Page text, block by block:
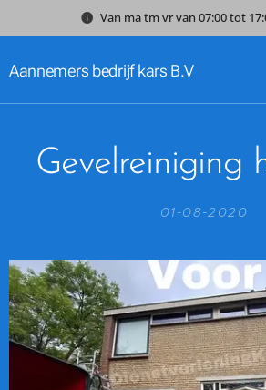
Van ma tm vr van 07:00 tot
Aannemers bedrijf kars B.V
Gevelreiniging
01-08-2020